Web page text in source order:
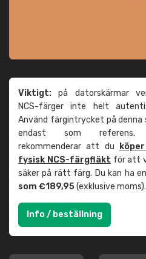
Viktigt: på datorskärmar
NCS-färger inte helt
Använd färgintrycket på denna
endast som
rekommenderar att du
fysisk NCS-färgfläkt för att
säker på rätt färg. Du kan ha
som €189,95(exklusive moms).
Info / beställning